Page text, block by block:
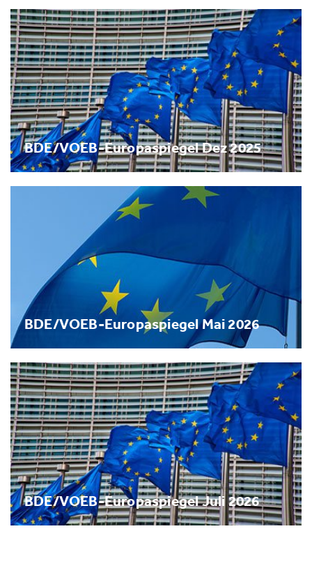
BDE/VOEB-Europaspiegel Dez 2025
BDE/VOEB-Europaspiegel Mai 2026
BDE/VOEB-Europaspiegel Juli 2026